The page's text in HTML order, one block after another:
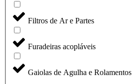
Filtros de Ar e Partes
Furadeiras acopláveis
Gaiolas de Agulha e Rolamentos